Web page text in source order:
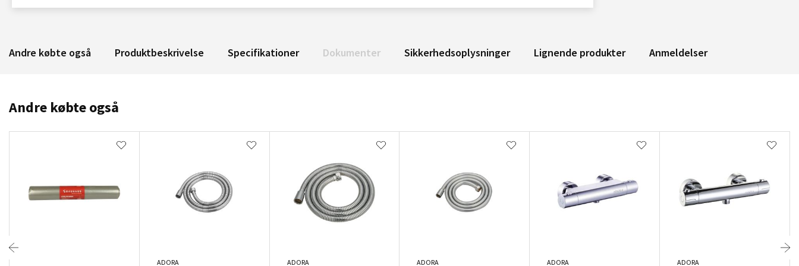
Andre købte også Produktbeskrivelse Specifikationer Dokumenter Sikkerhedsoplysninger Lignende produkter Anmeldelser
Andre købte også
ADORA ADORA ADORA ADORA ADORA